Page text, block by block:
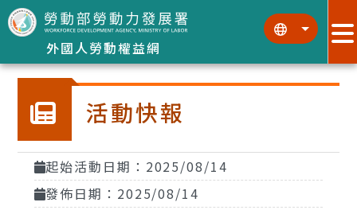
跳到主要內容區塊
外國人勞動權益網
::: :::
活動快報
起始活動日期：2025/08/14
發佈日期：2025/08/14